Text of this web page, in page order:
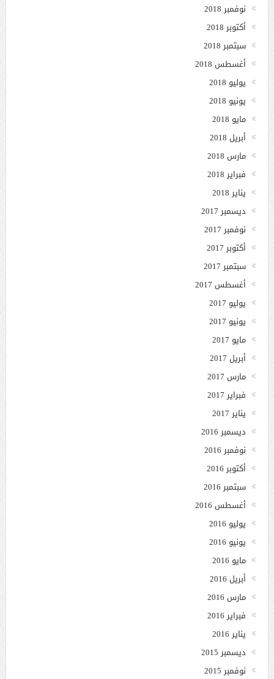
نوفمبر 2018
أكتوبر 2018
سبتمبر 2018
أغسطس 2018
يوليو 2018
يونيو 2018
مايو 2018
أبريل 2018
مارس 2018
فبراير 2018
يناير 2018
ديسمبر 2017
نوفمبر 2017
أكتوبر 2017
سبتمبر 2017
أغسطس 2017
يوليو 2017
يونيو 2017
مايو 2017
أبريل 2017
مارس 2017
فبراير 2017
يناير 2017
ديسمبر 2016
نوفمبر 2016
أكتوبر 2016
سبتمبر 2016
أغسطس 2016
يوليو 2016
يونيو 2016
مايو 2016
أبريل 2016
مارس 2016
فبراير 2016
يناير 2016
ديسمبر 2015
نوفمبر 2015